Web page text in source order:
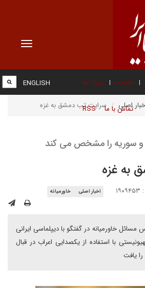
Toggle
عضویت پیوند ها
تماس با ما RSS
ENGLISH
اصلی سرایت تب دمشق به غزه
سوریه را مشخص می کند
به غزه
اخبار اصلی خاورمیانه
مسائل خاورمیانه در گفتگو با دیپلماسی ایرانی
با استفاده از یکصدایی اعراب در قبال
یافت